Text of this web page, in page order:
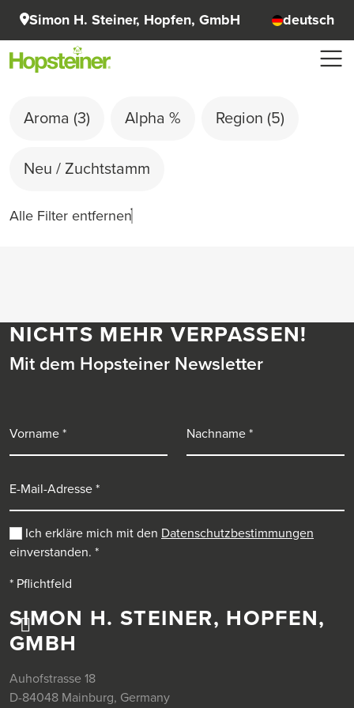
Simon H. Steiner, Hopfen, GmbH deutsch
Aroma (3) Alpha % Region (5)
Neu / Zuchtstamm
Alle Filter entfernen
SIMON H. STEINER, HOPFEN,
GMBH
Auhofstrasse 18
D-84048 Mainburg, Germany
NICHTS MEHR VERPASSEN!
Mit dem Hopsteiner Newsletter
Ich erkläre mich mit den Datenschutzbestimmungen
einverstanden. *
* Pflichtfeld